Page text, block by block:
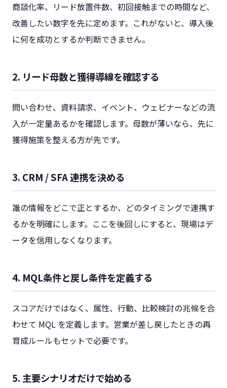
商談化率、リード放置件数、初回接触までの時間など、
改善したい数字を先に定めます。これがないと、導入後
に何を成功とするか判断できません。
2. リード母数と獲得導線を確認する
問い合わせ、資料請求、イベント、ウェビナーなどの流
入が一定量あるかを確認します。母数が薄いなら、先に
獲得施策を整える方が先です。
3. CRM / SFA 連携を決める
誰の情報をどこで正とするか、どのタイミングで連携す
るかを明確にします。ここを後回しにすると、現場はデ
ータを信用しなくなります。
4. MQL条件と戻し条件を定義する
スコアだけではなく、属性、行動、比較検討の兆候を合
わせて MQL を定義します。営業が差し戻したときの再
育成ルールもセットで必要です。
5. 主要シナリオだけで始める